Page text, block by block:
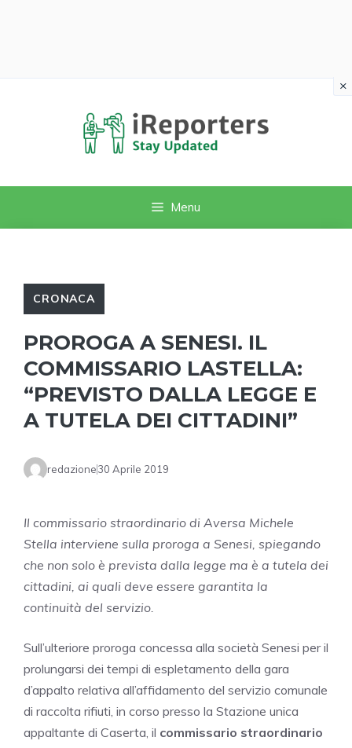
Menu
CRONACA
PROROGA A SENESI. IL
COMMISSARIO LASTELLA:
“PREVISTO DALLA LEGGE E
A TUTELA DEI CITTADINI”
redazione30 Aprile 2019
Il commissario straordinario di Aversa Michele
Stella interviene sulla proroga a Senesi, spiegando
che non solo è prevista dalla legge ma è a tutela dei
cittadini, ai quali deve essere garantita la
continuità del servizio.
Sull’ulteriore proroga concessa alla società Senesi per il
prolungarsi dei tempi di espletamento della gara
d’appalto relativa all’affidamento del servizio comunale
di raccolta rifiuti, in corso presso la Stazione unica
appaltante di Caserta, il commissario straordinario
×